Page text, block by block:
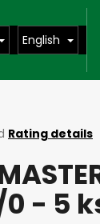
English
Rating details
- 5